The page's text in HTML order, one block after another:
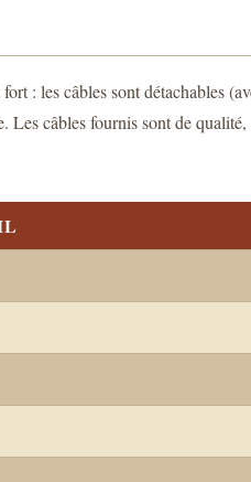
: les câbles sont détachables
câbles fournis sont de qualité,